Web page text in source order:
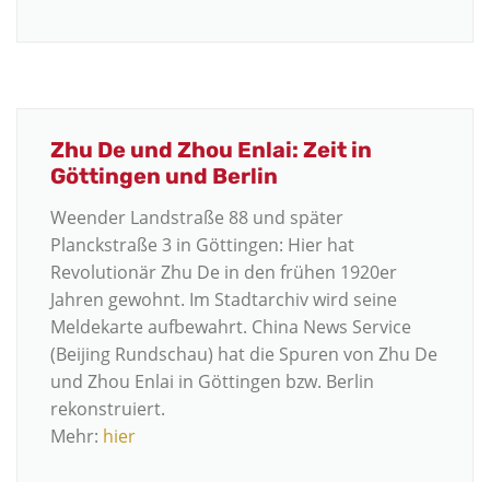
Zhu De und Zhou Enlai: Zeit in
Göttingen und Berlin
Weender Landstraße 88 und später
Planckstraße 3 in Göttingen: Hier hat
Revolutionär Zhu De in den frühen 1920er
Jahren gewohnt. Im Stadtarchiv wird seine
Meldekarte aufbewahrt. China News Service
(Beijing Rundschau) hat die Spuren von Zhu De
und Zhou Enlai in Göttingen bzw. Berlin
rekonstruiert.
Mehr: hier